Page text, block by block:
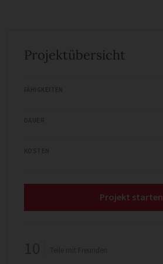
Projektübersicht
Projekt starten